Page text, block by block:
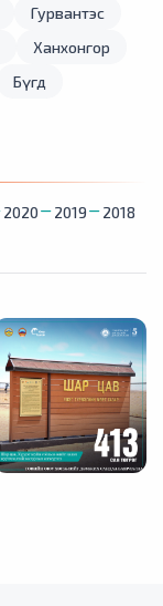
Гурвантэс
Ханхонгор
Бүгд
2020 2019
2018